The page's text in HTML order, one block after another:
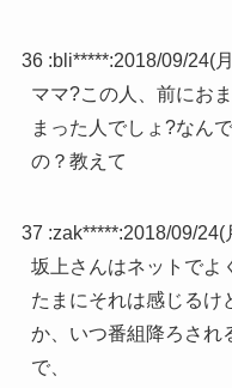
36 :bli*****:2018/09/24(
ママ?この人、前にお
まった人でしょ?なん
の？教えて
37 :zak*****:2018/09/24(
坂上さんはネットでよ
たまにそれは感じるけ
か、いつ番組降ろされ
で、